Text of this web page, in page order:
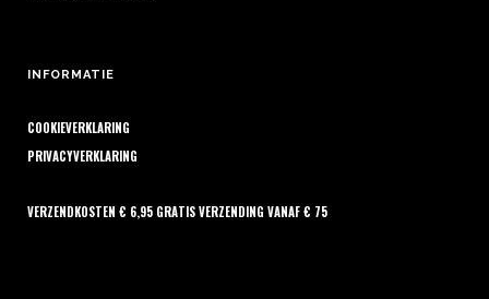
INFORMATIE
COOKIEVERKLARING
PRIVACYVERKLARING
VERZENDKOSTEN € 6,95 GRATIS VERZENDING VANAF € 75